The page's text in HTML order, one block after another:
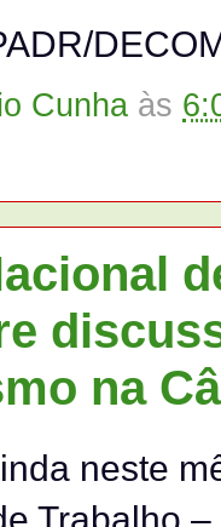
Cunha às
na
neste
Trabalho